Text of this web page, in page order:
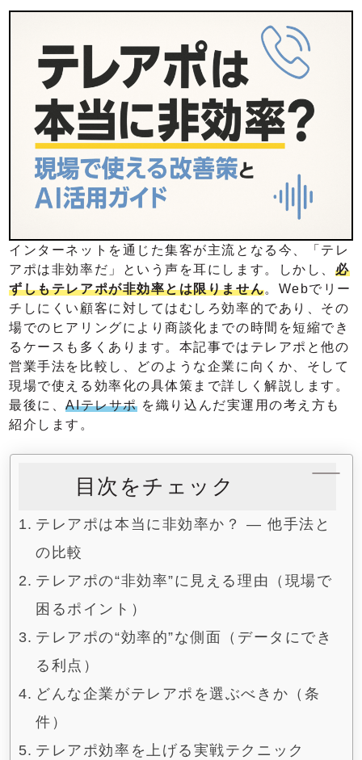
インターネットを通じた集客が主流となる今、「テレ
アポは非効率だ」という声を耳にします。しかし、 必
ずしもテレアポが非効率とは限りません。Webでリー
チしにくい顧客に対してはむしろ効率的であり、その
場でのヒアリングにより商談化までの時間を短縮でき
るケースも多くあります。本記事ではテレアポと他の
営業手法を比較し、どのような企業に向くか、そして
現場で使える効率化の具体策まで詳しく解説します。
最後に、AIテレサポを織り込んだ実運用の考え方も
紹介します。
目次をチェック
テレアポは本当に非効率か？ — 他手法と
の比較
テレアポの“非効率”に見える理由（現場で
困るポイント）
テレアポの“効率的”な側面（データにでき
る利点）
どんな企業がテレアポを選ぶべきか（条
件）
テレアポ効率を上げる実戦テクニック